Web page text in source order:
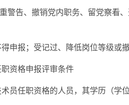
警告、撤销党内职务、留党察看
申报；受记过、降低岗位等级或
资格申报评审条件
员任职资格的人员，其学历（学